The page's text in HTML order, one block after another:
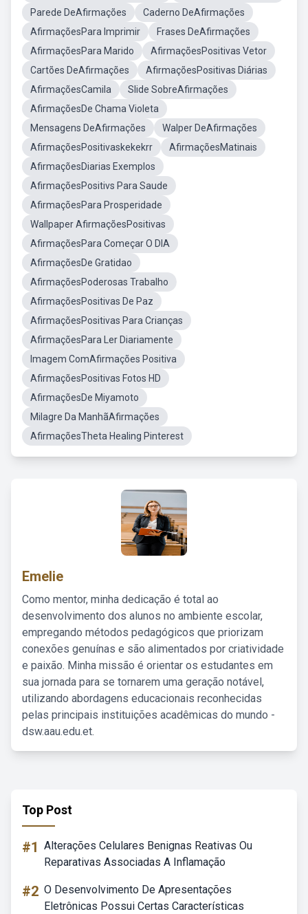
Parede DeAfirmações
Caderno DeAfirmações
AfirmaçõesPara Imprimir
Frases DeAfirmações
AfirmaçõesPara Marido
AfirmaçõesPositivas Vetor
Cartões DeAfirmações
AfirmaçõesPositivas Diárias
AfirmaçõesCamila
Slide SobreAfirmações
AfirmaçõesDe Chama Violeta
Mensagens DeAfirmações
Walper DeAfirmações
AfirmaçõesPositivaskekekrr
AfirmaçõesMatinais
AfirmaçõesDiarias Exemplos
AfirmaçõesPositivs Para Saude
AfirmaçõesPara Prosperidade
Wallpaper AfirmaçõesPositivas
AfirmaçõesPara Começar O DIA
AfirmaçõesDe Gratidao
AfirmaçõesPoderosas Trabalho
AfirmaçõesPositivas De Paz
AfirmaçõesPositivas Para Crianças
AfirmaçõesPara Ler Diariamente
Imagem ComAfirmações Positiva
AfirmaçõesPositivas Fotos HD
AfirmaçõesDe Miyamoto
Milagre Da ManhãAfirmações
AfirmaçõesTheta Healing Pinterest
Emelie
Como mentor, minha dedicação é total ao
desenvolvimento dos alunos no ambiente escolar,
empregando métodos pedagógicos que priorizam
conexões genuínas e são alimentados por criatividade
e paixão. Minha missão é orientar os estudantes em
sua jornada para se tornarem uma geração notável,
utilizando abordagens educacionais reconhecidas
pelas principais instituições acadêmicas do mundo -
dsw.aau.edu.et.
Top Post
#1 Alterações Celulares Benignas Reativas Ou
Reparativas Associadas A Inflamação
#2 O Desenvolvimento De Apresentações
Eletrônicas Possui Certas Características